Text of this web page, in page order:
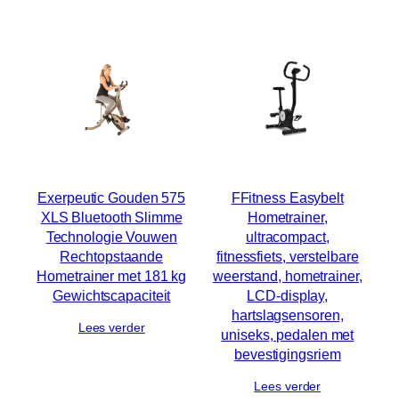
Exerpeutic Gouden 575
XLS Bluetooth Slimme
Technologie Vouwen
Rechtopstaande
Hometrainer met 181 kg
Gewichtscapaciteit
Lees verder
FFitness Easybelt
Hometrainer,
ultracompact,
fitnessfiets, verstelbare
weerstand, hometrainer,
LCD-display,
hartslagsensoren,
uniseks, pedalen met
bevestigingsriem
Lees verder